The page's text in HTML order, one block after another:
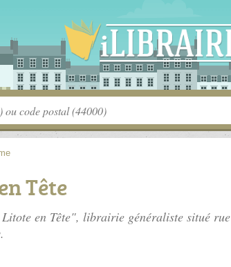
Tête
en Tête", librairie généraliste situé rue